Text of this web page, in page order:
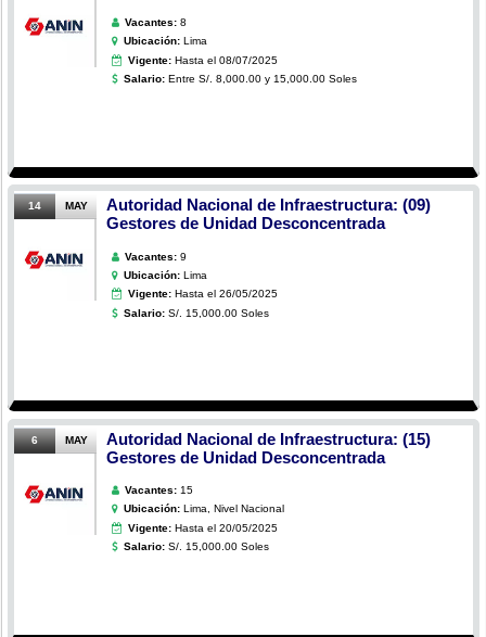
Vacantes: 8
Ubicación: Lima
Vigente: Hasta el 08/07/2025
Salario: Entre S/. 8,000.00 y 15,000.00 Soles
14 MAY
Autoridad Nacional de Infraestructura: (09)
Gestores de Unidad Desconcentrada
Vacantes: 9
Ubicación: Lima
Vigente: Hasta el 26/05/2025
Salario: S/. 15,000.00 Soles
6 MAY
Autoridad Nacional de Infraestructura: (15)
Gestores de Unidad Desconcentrada
Vacantes: 15
Ubicación: Lima, Nivel Nacional
Vigente: Hasta el 20/05/2025
Salario: S/. 15,000.00 Soles